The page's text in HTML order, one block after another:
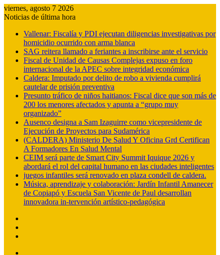
viernes, agosto 7 2026
Noticias de última hora
Vallenar: Fiscalía y PDI ejecutan diligencias investigativas por
homicidio ocurrido con arma blanca
SAG reitera llamado a feriantes a inscribirse ante el servicio
Fiscal de Unidad de Causas Complejas expuso en foro
internacional de la APEC sobre integridad económica
Caldera: Imputado por delito de robo a vivienda cumplirá
cautelar de prisión preventiva
Presunto tráfico de niños haitianos: Fiscal dice que son más de
200 los menores afectados y apunta a “grupo muy
organizado”
Ausenco designa a Sam Izaguirre como vicepresidente de
Ejecución de Proyectos para Sudamérica
(CALDERA) Ministerio De Salud Y Oficina Grd Certifican
A Formadores En Salud Mental
CEIM será parte de Smart City Summit Iquique 2026 y
abordará el rol del capital humano en las ciudades inteligentes
juegos infantiles será renovado en plaza condell de caldera.
Música, aprendizaje y colaboración: Jardín Infantil Amanecer
de Copiapó y Escuela San Vicente de Paul desarrollan
innovadora in-tervención artístico-pedagógica